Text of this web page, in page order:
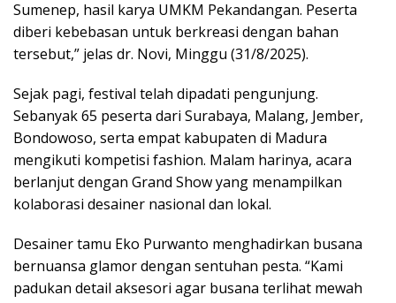
Sumenep, hasil karya UMKM Pekandangan. Peserta
diberi kebebasan untuk berkreasi dengan bahan
tersebut,” jelas dr. Novi, Minggu (31/8/2025).
Sejak pagi, festival telah dipadati pengunjung.
Sebanyak 65 peserta dari Surabaya, Malang, Jember,
Bondowoso, serta empat kabupaten di Madura
mengikuti kompetisi fashion. Malam harinya, acara
berlanjut dengan Grand Show yang menampilkan
kolaborasi desainer nasional dan lokal.
Desainer tamu Eko Purwanto menghadirkan busana
bernuansa glamor dengan sentuhan pesta. “Kami
padukan detail aksesori agar busana terlihat mewah